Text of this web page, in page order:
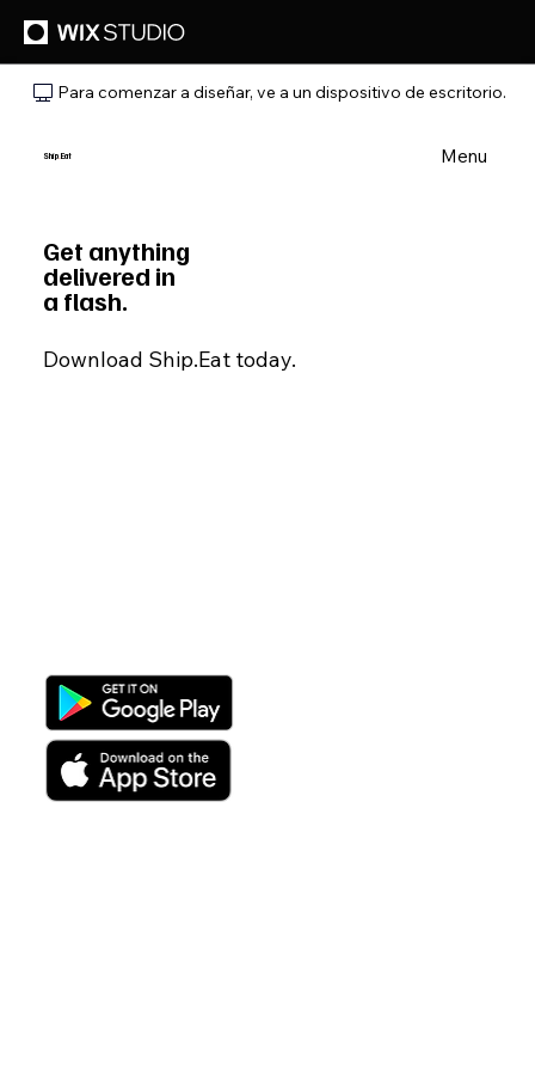
Para comenzar a diseñar, ve a un dispositivo de escritorio.